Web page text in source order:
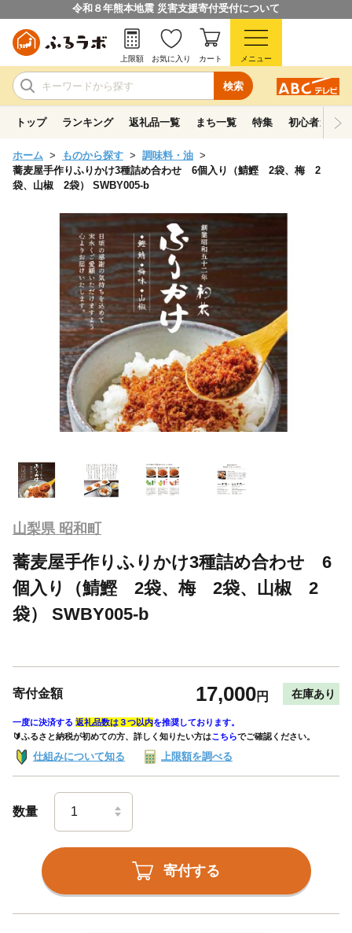
令和８年熊本地震 災害支援寄付受付について
検索
上限額 お気に入り カート メニュー
トップ ランキング 返礼品一覧 まち一覧 特集 初心者ガイド
ホーム ものから探す
調味料・油
蕎麦屋手作りふりかけ3種詰め合わせ 6個入り（鯖鰹 2袋、梅 2
袋、山椒 2袋） SWBY005-b
山梨県 昭和町
蕎麦屋手作りふりかけ3種詰め合わせ 6
個入り（鯖鰹 2袋、梅 2袋、山椒 2
袋） SWBY005-b
寄付金額 17,000円 在庫あり
一度に決済する 返礼品数は３つ以内を推奨しております。
🔰ふるさと納税が初めての方、詳しく知りたい方はこちらでご確認ください。
仕組みについて知る 上限額を調べる
数量
寄付する